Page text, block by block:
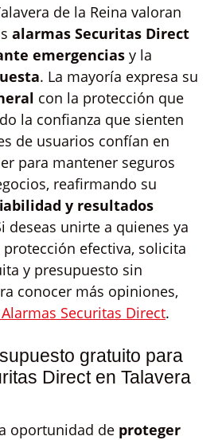
de la Reina valoran
alarmas Securitas Direct
emergencias y la
. La mayoría expresa su
con la protección que
la confianza que sienten
de usuarios confían en
para mantener seguros
reafirmando su
y resultados
deseas unirte a quienes ya
efectiva, solicita
y presupuesto sin
conocer más opiniones,
Securitas Direct.
gratuito para
Direct en Talavera
oportunidad de proteger